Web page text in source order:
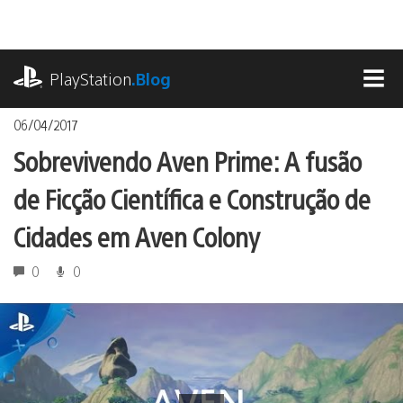
o
conteúdoPlayStation.Blog
06/04/2017
Sobrevivendo Aven Prime: A fusão
de Ficção Científica e Construção de
Cidades em Aven Colony
0 0